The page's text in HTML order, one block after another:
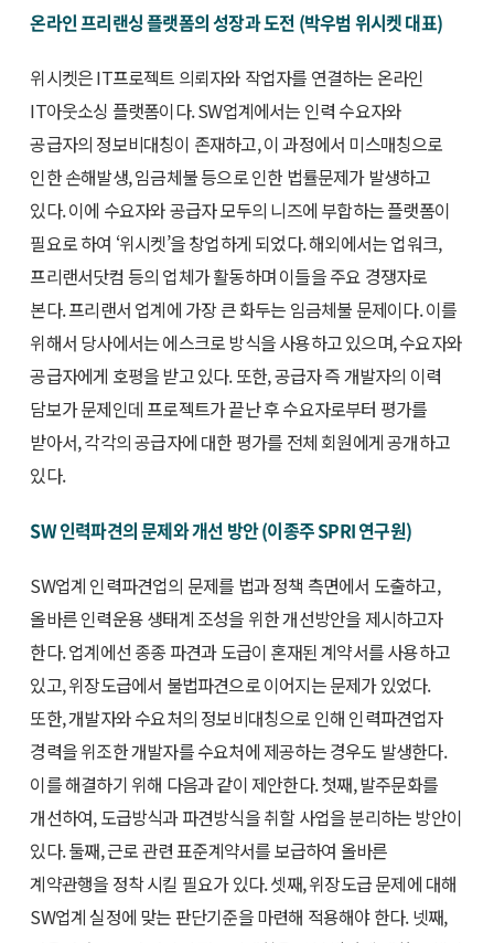
온라인 프리랜싱 플랫폼의 성장과 도전 (박우범 위시켓 대표)
위시켓은 IT프로젝트 의뢰자와 작업자를 연결하는 온라인
IT아웃소싱 플랫폼이다. SW업계에서는 인력 수요자와
공급자의 정보비대칭이 존재하고, 이 과정에서 미스매칭으로
인한 손해발생, 임금체불 등으로 인한 법률문제가 발생하고
있다. 이에 수요자와 공급자 모두의 니즈에 부합하는 플랫폼이
필요로 하여 ‘위시켓’을 창업하게 되었다. 해외에서는 업워크,
프리랜서닷컴 등의 업체가 활동하며 이들을 주요 경쟁자로
본다. 프리랜서 업계에 가장 큰 화두는 임금체불 문제이다. 이를
위해서 당사에서는 에스크로 방식을 사용하고 있으며, 수요자와
공급자에게 호평을 받고 있다. 또한, 공급자 즉 개발자의 이력
담보가 문제인데 프로젝트가 끝난 후 수요자로부터 평가를
받아서, 각각의 공급자에 대한 평가를 전체 회원에게 공개하고
있다.
SW 인력파견의 문제와 개선 방안 (이종주 SPRI 연구원)
SW업계 인력파견업의 문제를 법과 정책 측면에서 도출하고,
올바른 인력운용 생태계 조성을 위한 개선방안을 제시하고자
한다. 업계에선 종종 파견과 도급이 혼재된 계약서를 사용하고
있고, 위장도급에서 불법파견으로 이어지는 문제가 있었다.
또한, 개발자와 수요처의 정보비대칭으로 인해 인력파견업자
경력을 위조한 개발자를 수요처에 제공하는 경우도 발생한다.
이를 해결하기 위해 다음과 같이 제안한다. 첫째, 발주문화를
개선하여, 도급방식과 파견방식을 취할 사업을 분리하는 방안이
있다. 둘째, 근로 관련 표준계약서를 보급하여 올바른
계약관행을 정착 시킬 필요가 있다. 셋째, 위장도급 문제에 대해
SW업계 실정에 맞는 판단기준을 마련해 적용해야 한다. 넷째,